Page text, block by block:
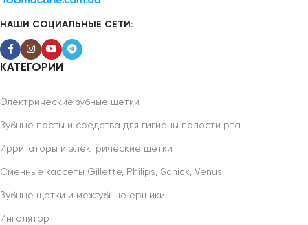
НАШИ СОЦИАЛЬНЫЕ СЕТИ:
КАТЕГОРИИ
Электрические зубные щетки
Зубные пасты и средства для гигиены полости рта
Ирригаторы и электрические щетки
Сменные кассеты Gillette, Philips, Schick, Venus
Зубные щетки и межзубные ершики
Ингалятор